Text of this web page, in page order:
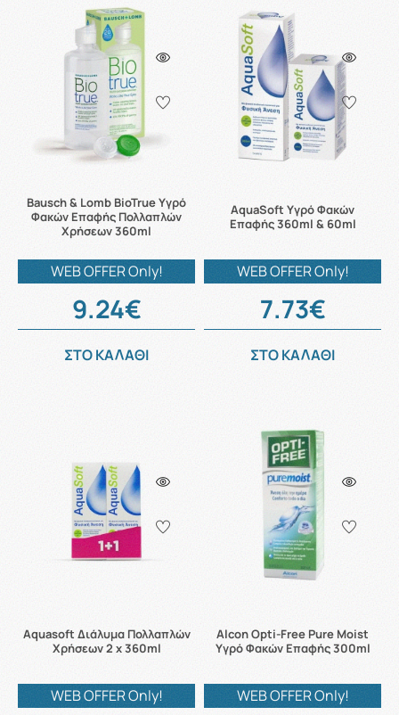
Bausch & Lomb BioTrue Υγρό
Φακών Επαφής Πολλαπλών
Χρήσεων 360ml
WEB OFFER Only!
9.24€
ΣΤΟ ΚΑΛΑΘΙ
AquaSoft Υγρό Φακών
Επαφής 360ml & 60ml
WEB OFFER Only!
7.73€
ΣΤΟ ΚΑΛΑΘΙ
Aquasoft Διάλυμα Πολλαπλών
Χρήσεων 2 x 360ml
WEB OFFER Only!
Alcon Opti-Free Pure Moist
Υγρό Φακών Επαφής 300ml
WEB OFFER Only!